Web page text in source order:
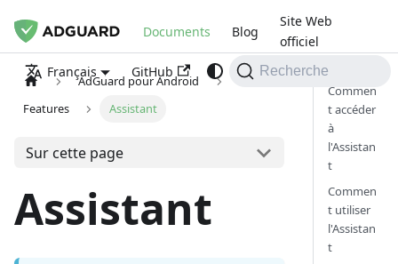
Documents Blog
Site Web
officiel
Français
GitHub Recherche
AdGuard pour Android
Features
Assistant
Sur cette page
Assistant
Commen
t accéder
à
l'Assistan
t
Commen
t utiliser
l'Assistan
t